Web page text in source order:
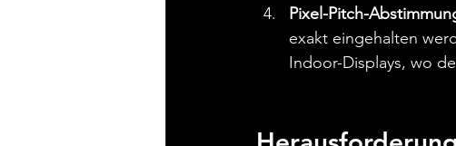
Pixel-Pitch-
exakt eingehalten
Indoor-Displays, wo